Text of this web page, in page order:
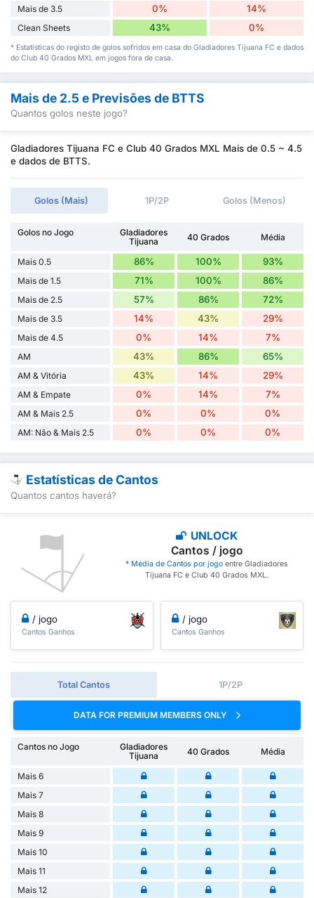
Mais de 3.5 0% 14%
Clean Sheets 43% 0%
* Estatísticas do registo de golos sofridos em casa do Gladiadores Tijuana FC e dados
do Club 40 Grados MXL em jogos fora de casa.
Mais de 2.5 e Previsões de BTTS
Quantos golos neste jogo?
Gladiadores Tijuana FC e Club 40 Grados MXL Mais de 0.5 ~ 4.5
e dados de BTTS.
Golos (Mais) 1P/2P Golos (Menos)
Golos no Jogo
Gladiadores
Tijuana
40 Grados Média
Mais 0.5 86% 100% 93%
Mais de 1.5 71% 100% 86%
Mais de 2.5 57% 86% 72%
Mais de 3.5 14% 43% 29%
Mais de 4.5 0% 14% 7%
AM 43% 86% 65%
AM & Vitória 43% 14% 29%
AM & Empate 0% 14% 7%
AM & Mais 2.5 0% 0% 0%
AM: Não & Mais 2.5 0% 0% 0%
Estatísticas de Cantos
Quantos cantos haverá?
UNLOCK
Cantos / jogo
* Média de Cantos por jogo entre Gladiadores
Tijuana FC e Club 40 Grados MXL.
/ jogo
Cantos Ganhos
/ jogo
Cantos Ganhos
Total Cantos 1P/2P
DATA FOR PREMIUM MEMBERS ONLY
Cantos no Jogo
Gladiadores
Tijuana
40 Grados Média
Mais 6
Mais 7
Mais 8
Mais 9
Mais 10
Mais 11
Mais 12